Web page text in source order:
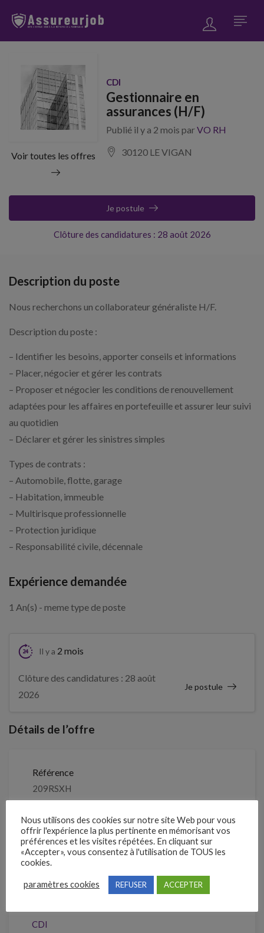
Voir toutes les offres
CDI
Gestionnaire en
assurances (H/F)
Publié il y a 2 mois parVO RH
30120 LE VIGAN
Clôture des candidatures : 28 août 2026
Je postule
Description du poste
Nous recherchons un collaborateur généraliste H/F.
Description du poste :
– Identifier les besoins, apporter conseils et informations
– Placer, négocier et gérer les contrats
– Proposer et négocier les conditions de renouvellement
adaptées pour les affaires en portefeuille et assurer leur suivi
au quotidien
– Déclarer et gérer les sinistres simples
Types de contrats :
– Automobile, flotte, garage
– Habitation, immeuble
– Multirisque professionnelle
– Protection juridique
– Responsabilité civile, décennale
Expérience demandée
1 An(s) - meme type de poste
Il y a 2 mois
Clôture des candidatures : 28 août
2026
Je postule
Détails de l’offre
Référence
209RSXH
Clôture des candidatures : 28 août 2026
Je postule
Emplois similaires
CDI
Nous utilisons des cookies sur notre site Web pour vous
offrir l'expérience la plus pertinente en mémorisant vos
préférences et les visites répétées. En cliquant sur
«Accepter», vous consentez à l'utilisation de TOUS les
cookies.
paramètres cookies REFUSER ACCEPTER